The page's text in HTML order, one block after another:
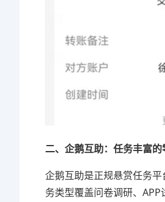
二、企鹅互助：任务丰富
企鹅互助是正规悬赏任务
务类型覆盖问卷调研、